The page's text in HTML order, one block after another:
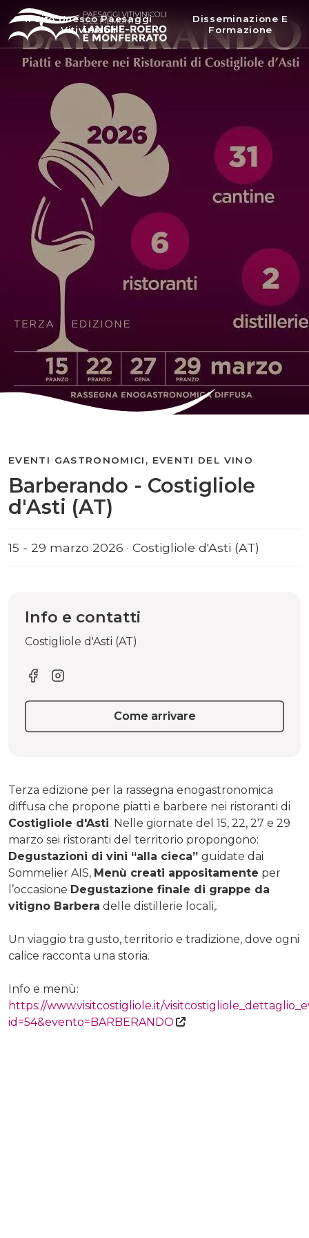
Il Sito Unesco Paesaggi
Vitivinicoli
Disseminazione E
Formazione
Barberando - Costigliole
d'Asti (AT)
EVENTI GASTRONOMICI, EVENTI DEL VINO
15 - 29 marzo 2026 · Costigliole d'Asti (AT)
Terza edizione per la rassegna enogastronomica
diffusa che propone piatti e barbere nei ristoranti di
Costigliole d'Asti. Nelle giornate del 15, 22, 27 e 29
marzo sei ristoranti del territorio propongono:
Degustazioni di vini “alla cieca” guidate dai
Sommelier AIS, Menù creati appositamente per
l’occasione Degustazione finale di grappe da
vitigno Barbera delle distillerie locali,.
Un viaggio tra gusto, territorio e tradizione, dove ogni
calice racconta una storia.
Info e menù:
https://www.visitcostigliole.it/
id=54&evento=BARBERANDO
Info e contatti
Costigliole d'Asti (AT)
Come arrivare